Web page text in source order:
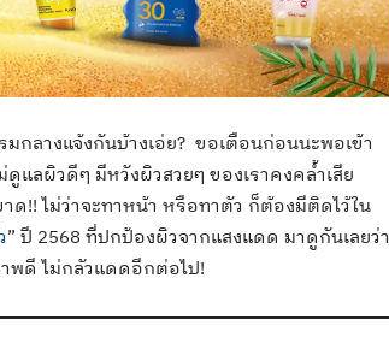
มกลางแจ้งกันบ้างเอ่ย? ขอเตือนก่อนนะพอเข้า
แลผิวดีๆ มีหวังผิวสวยๆ ของเราคงคล้ำเสีย
ด!! ไม่ว่าจะทาหน้า หรือทาตัว ก็ต้องมีติดไว้ใน
” ปี 2568 ที่ปกป้องผิวจากแสงแดด มาดูกันเลยว่า
พดี ไม่กลัวแดดอีกต่อไป!